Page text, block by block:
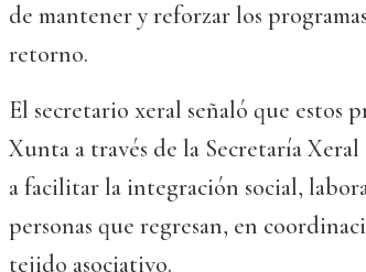
de mantener y reforzar los
retorno.
El secretario xeral señaló que estos
Xunta a través de la Secretaría
a facilitar la integración social,
personas que regresan, en
tejido asociativo.